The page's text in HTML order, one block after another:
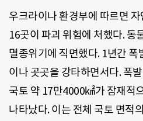
우크라이나 환경부에 따르면
16곳이 파괴 위험에 처했다. 동
멸종위기에 직면했다. 1년간
이나 곳곳을 강타하면서다. 폭
국토 약 17만4000㎢가 잠재적
나타났다. 이는 전체 국토 면적